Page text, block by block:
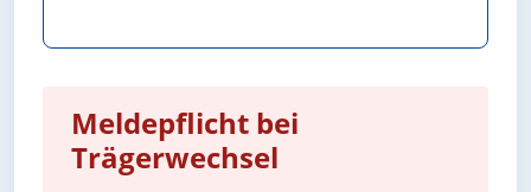
Meldepflicht bei
Trägerwechsel